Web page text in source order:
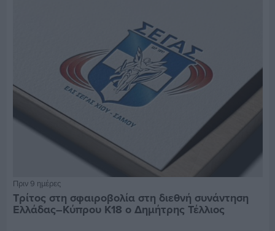
Πριν 9 ημέρες
Τρίτος στη σφαιροβολία στη διεθνή συνάντηση
Ελλάδας–Κύπρου Κ18 ο Δημήτρης Τέλλιος